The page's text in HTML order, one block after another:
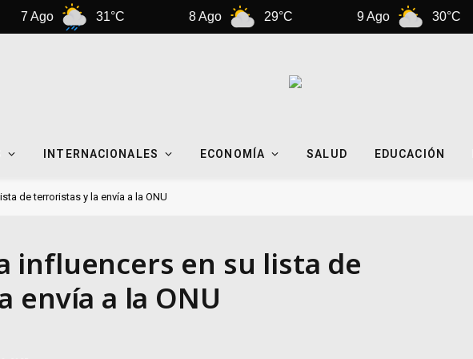
31°C 29°C 30°C
INTERNACIONALES ECONOMÍA SALUD EDUCACIÓN
de terroristas y la envía a la ONU
influencers en su lista de
envía a la ONU